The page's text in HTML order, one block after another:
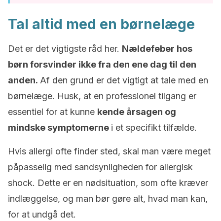
Tal altid med en børnelæge
Det er det vigtigste råd her. Nældefeber hos
børn forsvinder ikke fra den ene dag til den
anden. Af den grund er det vigtigt at tale med en
børnelæge. Husk, at en professionel tilgang er
essentiel for at kunne kende årsagen og
mindske symptomerne i et specifikt tilfælde.
Hvis allergi ofte finder sted, skal man være meget
påpasselig med sandsynligheden for allergisk
shock. Dette er en nødsituation, som ofte kræver
indlæggelse, og man bør gøre alt, hvad man kan,
for at undgå det.